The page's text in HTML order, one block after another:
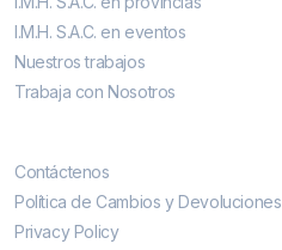
I.M.H. S.A.C. en eventos
Nuestros trabajos
Trabaja con Nosotros
Contáctenos
Política de Cambios y Devoluciones
Privacy Policy